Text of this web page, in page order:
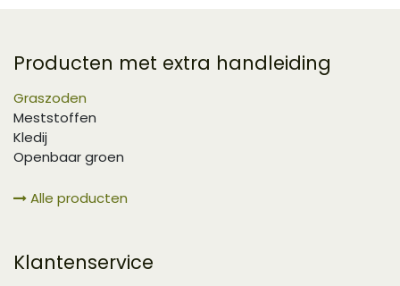
Producten met extra handleiding
Graszoden
Meststoffen
Kledij
Openbaar groen
Alle producten
Klantenservice